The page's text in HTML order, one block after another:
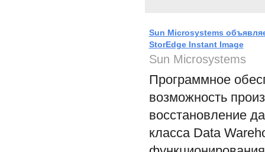
Sun Microsystems
StorEdge Instant Image
Sun Microsystems
Программное
возможность
восстановление
класса Data